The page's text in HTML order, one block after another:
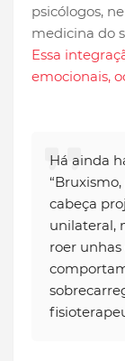
psicólogos,
medicina do
Essa
emocionais,
Há ainda
cabeça
unilateral,
roer